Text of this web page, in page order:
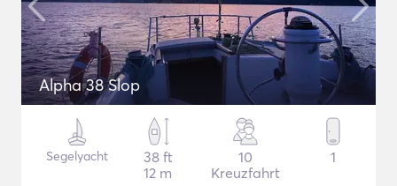
Alpha 38 Slop
Segelyacht
38 ft
12 m
10
Kreuzfahrt
1